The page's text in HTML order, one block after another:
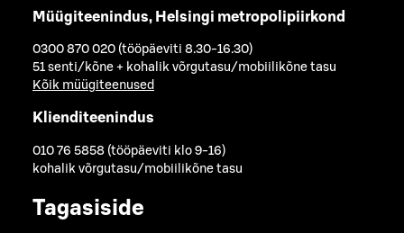
Müügiteenindus, Helsingi metropolipiirkond
0300 870 020 (tööpäeviti 8.30-16.30)
51 senti/kõne + kohalik võrgutasu/mobiilikõne tasu
Kõik müügiteenused
Klienditeenindus
010 76 5858 (tööpäeviti klo 9-16)
kohalik võrgutasu/mobiilikõne tasu
Tagasiside